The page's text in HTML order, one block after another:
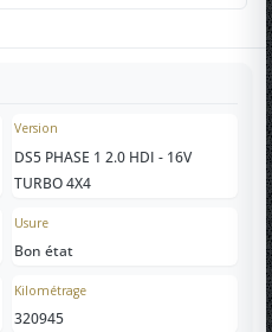
Version
DS5 PHASE 1 2.0 HDI - 16V
TURBO 4X4
Usure
Bon état
Kilométrage
320945